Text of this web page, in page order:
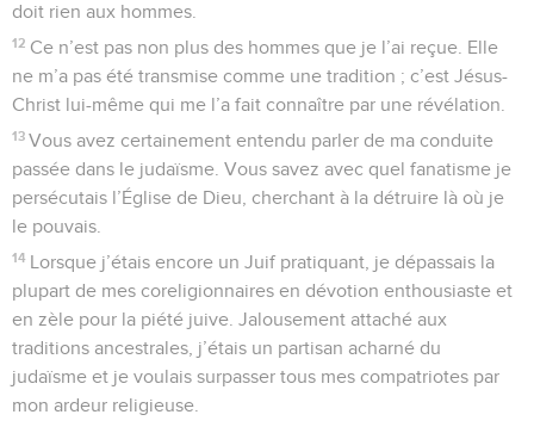
doit rien aux hommes.
12 Ce n’est pas non plus des hommes que je l’ai reçue. Elle
ne m’a pas été transmise comme une tradition ; c’est Jésus-
Christ lui-même qui me l’a fait connaître par une révélation.
13 Vous avez certainement entendu parler de ma conduite
passée dans le judaïsme. Vous savez avec quel fanatisme je
persécutais l’Église de Dieu, cherchant à la détruire là où je
le pouvais.
14 Lorsque j’étais encore un Juif pratiquant, je dépassais la
plupart de mes coreligionnaires en dévotion enthousiaste et
en zèle pour la piété juive. Jalousement attaché aux
traditions ancestrales, j’étais un partisan acharné du
judaïsme et je voulais surpasser tous mes compatriotes par
mon ardeur religieuse.